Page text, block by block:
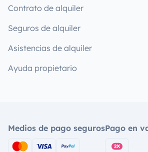
Contrato de alquiler
Seguros de alquiler
Asistencias de alquiler
Ayuda propietario
Medios de pago segurosPago en